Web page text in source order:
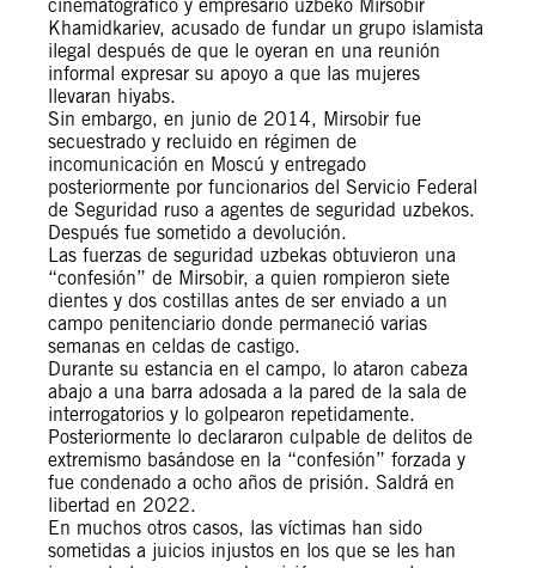
cinematográfico y empresario uzbeko Mirsobir
Khamidkariev, acusado de fundar un grupo islamista
ilegal después de que le oyeran en una reunión
informal expresar su apoyo a que las mujeres
llevaran hiyabs.
Sin embargo, en junio de 2014, Mirsobir fue
secuestrado y recluido en régimen de
incomunicación en Moscú y entregado
posteriormente por funcionarios del Servicio Federal
de Seguridad ruso a agentes de seguridad uzbekos.
Después fue sometido a devolución.
Las fuerzas de seguridad uzbekas obtuvieron una
“confesión” de Mirsobir, a quien rompieron siete
dientes y dos costillas antes de ser enviado a un
campo penitenciario donde permaneció varias
semanas en celdas de castigo.
Durante su estancia en el campo, lo ataron cabeza
abajo a una barra adosada a la pared de la sala de
interrogatorios y lo golpearon repetidamente.
Posteriormente lo declararon culpable de delitos de
extremismo basándose en la “confesión” forzada y
fue condenado a ocho años de prisión. Saldrá en
libertad en 2022.
En muchos otros casos, las víctimas han sido
sometidas a juicios injustos en los que se les han